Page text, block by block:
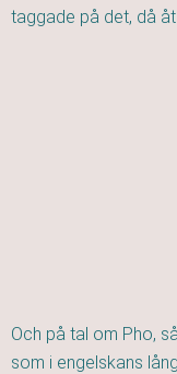
taggade på det, då åt
Och på tal om Pho,
som i engelskans